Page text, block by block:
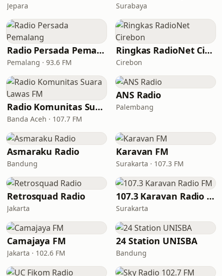
Jepara Surabaya
Radio Persada Pemalang
Pemalang · 93.6 FM
Ringkas RadioNet Cirebon
Cirebon
Radio Komunitas Suara Lawas FM
Banda Aceh · 107.7 FM
ANS Radio
Palembang
Asmaraku Radio
Bandung
Karavan FM
Surakarta · 107.3 FM
Retrosquad Radio
Jakarta
107.3 Karavan Radio FM
Surakarta
Camajaya FM
Jakarta · 102.6 FM
24 Station UNISBA
Bandung